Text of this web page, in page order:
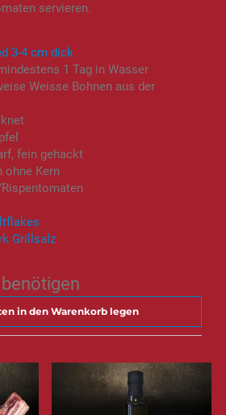
3-4 cm dick
1 Tag in Wasser
Weisse Bohnen aus der
fein gehackt
ohne Kern
Grillsalz
servieren.
in den Warenkorb legen